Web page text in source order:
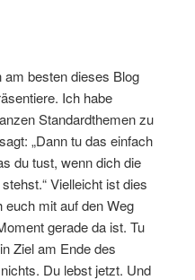
am besten dieses Blog
Ich habe
Standardthemen zu
„Dann tu das einfach
du tust, wenn dich die
Vielleicht ist dies
mit auf den Weg
gerade da ist. Tu
Ziel am Ende des
Du lebst jetzt. Und